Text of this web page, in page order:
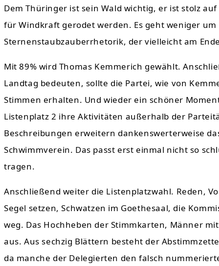
Dem Thüringer ist sein Wald wichtig, er ist stolz
für Windkraft gerodet werden. Es geht weniger
Sternenstaubzauberrhetorik, der vielleicht am
Mit 89% wird Thomas Kemmerich gewählt.
Landtag bedeuten, sollte die Partei, wie von
Stimmen erhalten. Und wieder ein schöner
Listenplatz 2 ihre Aktivitäten außerhalb der
Beschreibungen erweitern dankenswerterweise
Schwimmverein. Das passt erst einmal nicht so
tragen.
Anschließend weiter die Listenplatzwahl. Reden,
Segel setzen, Schwatzen im Goethesaal, die
weg. Das Hochheben der Stimmkarten, Männer
aus. Aus sechzig Blättern besteht der
da manche der Delegierten den falsch